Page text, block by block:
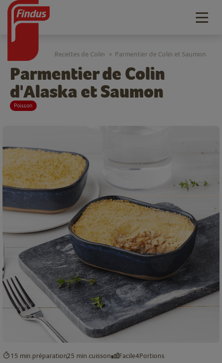
Parmentier de Colin
d'Alaska et Saumon
Poisson
Recettes de Colin > Parmentier de Colin et Saumon
15 min. préparation25 min. cuisson Facile4Portions